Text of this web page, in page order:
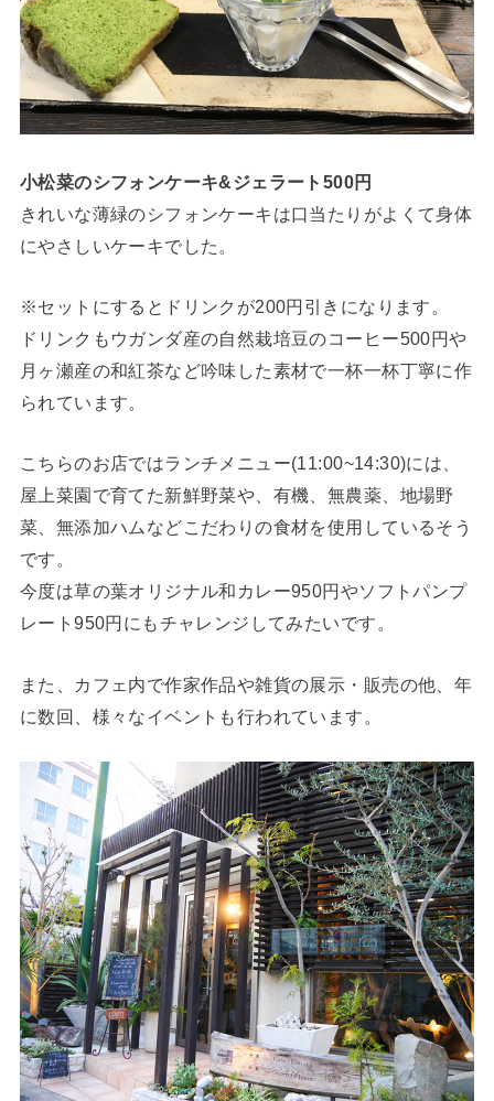
小松菜のシフォンケーキ&ジェラート500円
きれいな薄緑のシフォンケーキは口当たりがよくて身体
にやさしいケーキでした。
※セットにするとドリンクが200円引きになります。
ドリンクもウガンダ産の自然栽培豆のコーヒー500円や
月ヶ瀬産の和紅茶など吟味した素材で一杯一杯丁寧に作
られています。
こちらのお店ではランチメニュー(11:00~14:30)には、
屋上菜園で育てた新鮮野菜や、有機、無農薬、地場野
菜、無添加ハムなどこだわりの食材を使用しているそう
です。
今度は草の葉オリジナル和カレー950円やソフトパンプ
レート950円にもチャレンジしてみたいです。
また、カフェ内で作家作品や雑貨の展示・販売の他、年
に数回、様々なイベントも行われています。